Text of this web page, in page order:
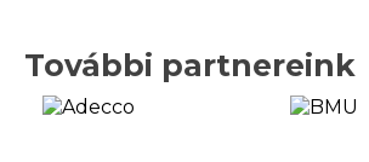
További partnereink